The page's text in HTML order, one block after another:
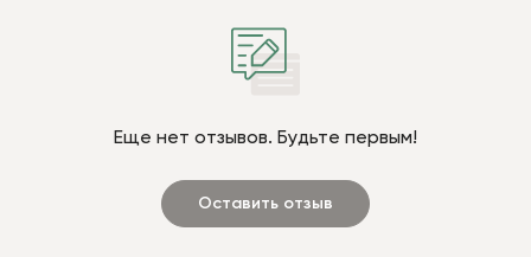
Еще нет отзывов. Будьте первым!
Оставить отзыв